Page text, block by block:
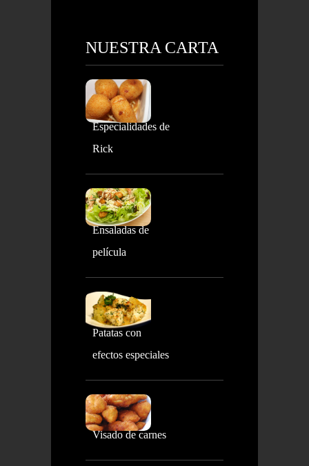
NUESTRA CARTA
Especialidades de
Rick
Ensaladas de
película
Patatas con
efectos especiales
Visado de carnes